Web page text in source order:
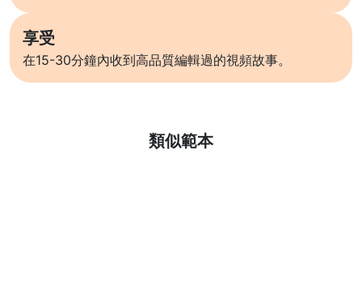
享受
在15-30分鐘內收到高品質編輯過的視頻故事。
類似範本
了解更多